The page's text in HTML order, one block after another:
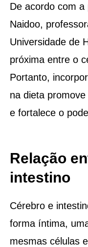
De acordo com a
Naidoo,
Universidade de
próxima entre o
Portanto,
na dieta
e fortalece o
Relação
intestino
Cérebro e
forma íntima,
mesmas células